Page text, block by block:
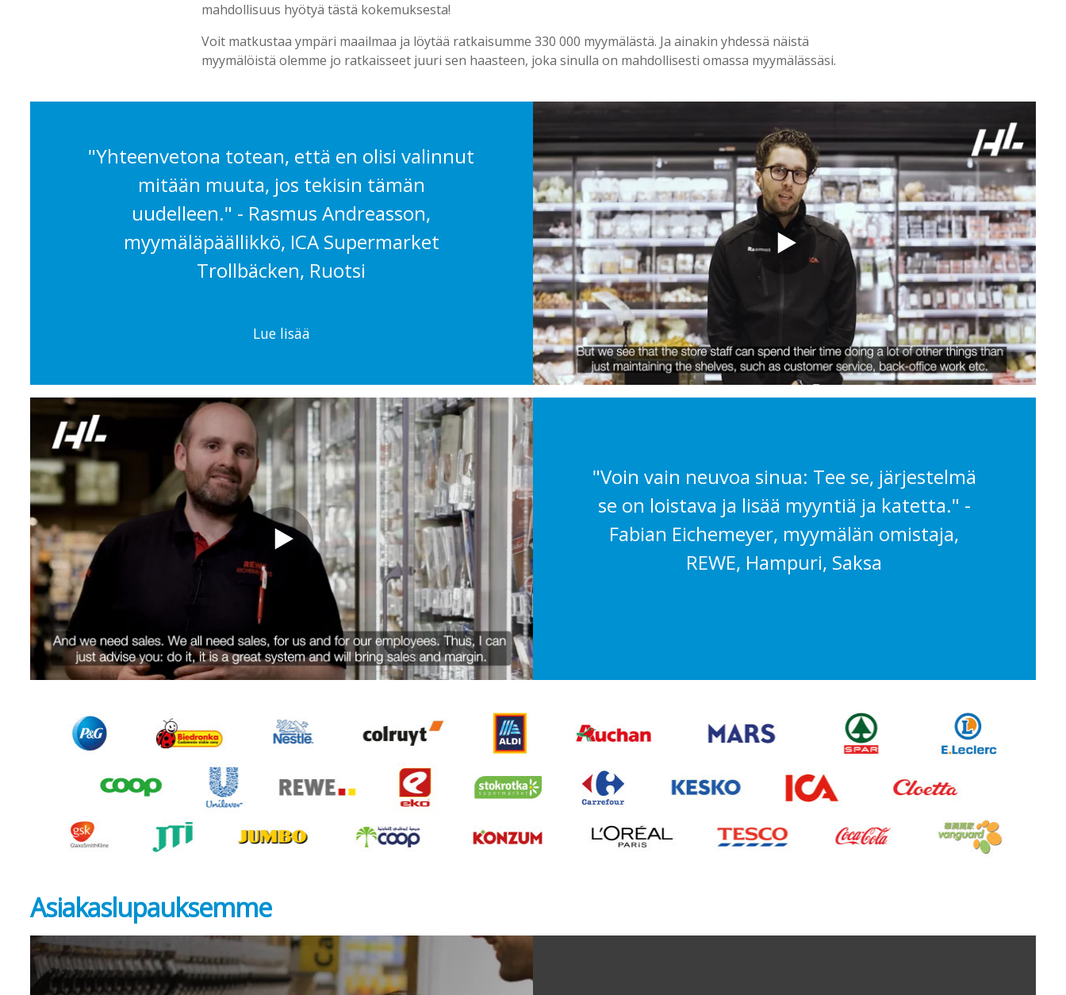
mahdollisuus hyötyä tästä kokemuksesta!
Voit matkustaa ympäri maailmaa ja löytää ratkaisumme 330 000 myymälästä. Ja ainakin yhdessä näistä
myymälöistä olemme jo ratkaisseet juuri sen haasteen, joka sinulla on mahdollisesti omassa myymälässäsi.
"Yhteenvetona totean, että en olisi valinnut
mitään muuta, jos tekisin tämän
uudelleen." - Rasmus Andreasson,
myymäläpäällikkö, ICA Supermarket
Trollbäcken, Ruotsi
Lue lisää
"Voin vain neuvoa sinua: Tee se, järjestelmä
se on loistava ja lisää myyntiä ja katetta." -
Fabian Eichemeyer, myymälän omistaja,
REWE, Hampuri, Saksa
Asiakaslupauksemme